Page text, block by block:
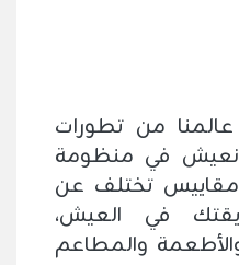
من تطورات
نعيش في منظومة
تختلف عن
في العيش،
والمطاعم